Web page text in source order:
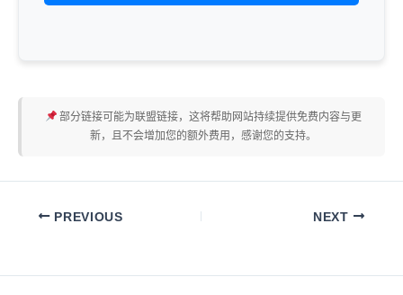
部分链接可能为联盟链接，这将帮助网站持续提供免费内容与更
新，且不会增加您的额外费用，感谢您的支持。
PREVIOUS NEXT